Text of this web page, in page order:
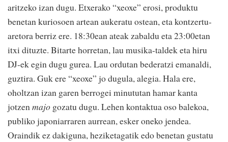
aritzeko izan dugu. Etxerako “xeoxe” erosi, produktu
benetan kuriosoen artean aukeratu ostean, eta kontzertu-
aretora berriz ere. 18:30ean ateak zabaldu eta 23:00etan
itxi dituzte. Bitarte horretan, lau musika-taldek eta hiru
DJ-ek egin dugu gurea. Lau ordutan bederatzi emanaldi,
guztira. Guk ere “xeoxe” jo dugula, alegia. Hala ere,
oholtzan izan garen berrogei minututan hamar kanta
jotzenmajo gozatu dugu. Lehen kontaktua oso balekoa,
publiko japoniarraren aurrean, esker oneko jendea.
Oraindik ez dakiguna, heziketagatik edo benetan gustatu